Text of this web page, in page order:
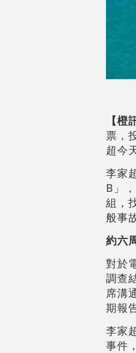
【橙
票，
超今
李家
B」
組，
般事
約六
對於
調查
席溝
期報
李家
事件